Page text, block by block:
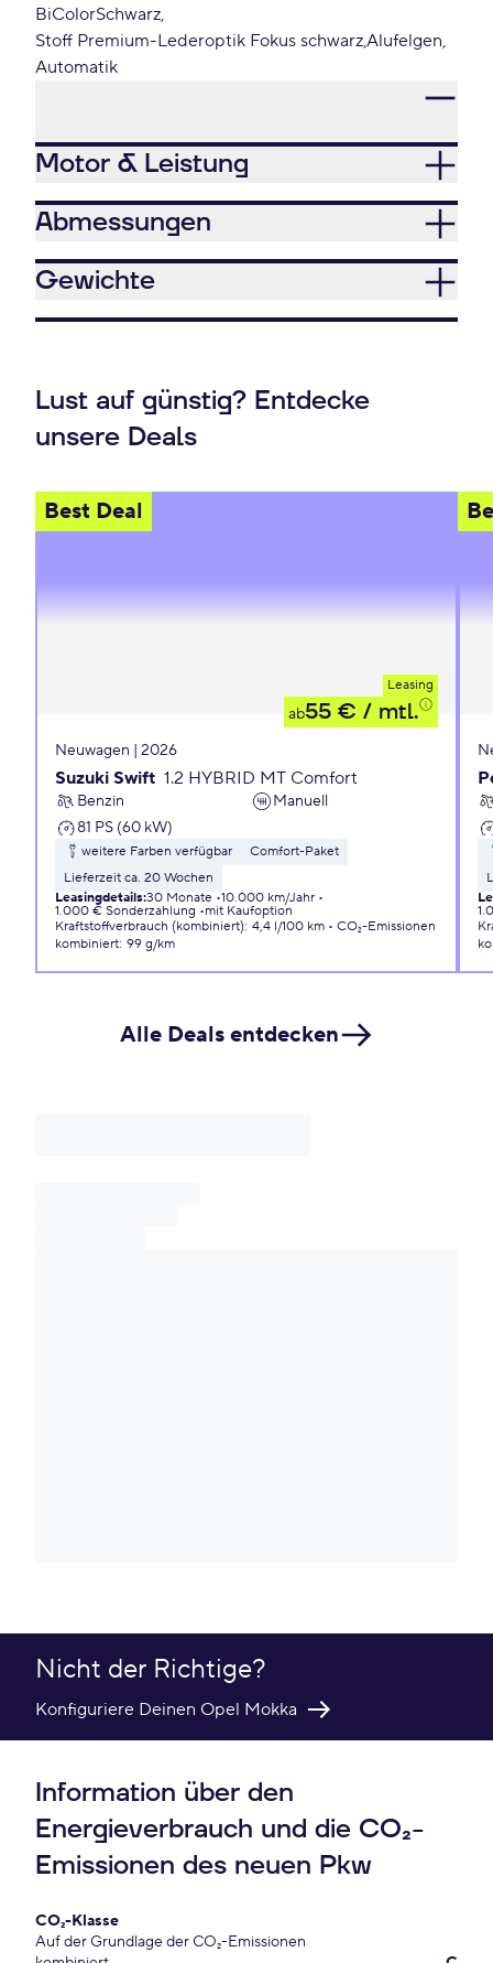
BiColorSchwarz
Stoff Premium-Lederoptik Fokus schwarzAlufelgen
Automatik
Motor & Leistung
Abmessungen
Gewichte
Lust auf günstig? Entdecke
unsere Deals
Best Deal
Leasing
ab55 € / mtl.
Neuwagen | 2026
Suzuki Swift 1.2 HYBRID MT Comfort
Benzin
Manuell
81 PS (60 kW)
weitere Farben verfügbar
Comfort-Paket
Lieferzeit ca. 20 Wochen
Leasingdetails:30 Monate 10.000 km/Jahr
1.000 € Sonderzahlung
mit Kaufoption
Kraftstoffverbrauch (kombiniert): 4,4 l/100 km
CO₂-Emissionen
kombiniert: 99 g/km
Alle Deals entdecken
Nicht der Richtige?
Konfiguriere Deinen Opel Mokka
Information über den
Energieverbrauch und die CO₂-
Emissionen des neuen Pkw
CO₂-Klasse
Auf der Grundlage der CO₂-Emissionen